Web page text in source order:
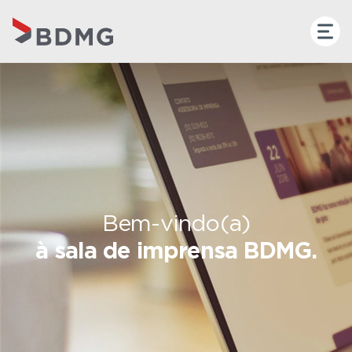
Bem-vindo(a)
à sala de imprensa BDMG.